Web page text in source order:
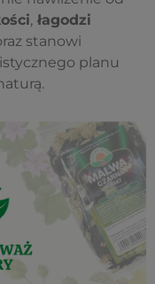
, łagodzi
stanowi
planu